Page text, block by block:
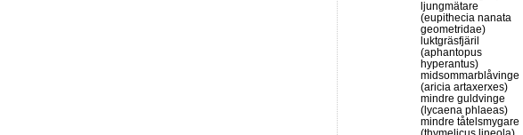
ljungmätare
(eupithecia nanata
geometridae)
luktgräsfjäril
(aphantopus
hyperantus)
midsommarblåvinge
(aricia artaxerxes)
mindre guldvinge
(lycaena phlaeas)
mindre tåtelsmygare